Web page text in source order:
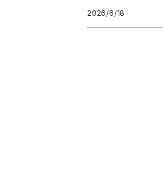
ルチルクォーツ（針水晶）
2026/6/18